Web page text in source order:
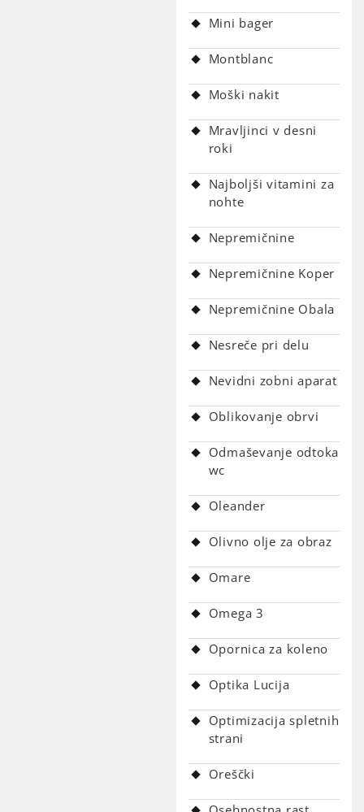
Mini bager
Montblanc
Moški nakit
Mravljinci v desni
roki
Najboljši vitamini za
nohte
Nepremičnine
Nepremičnine Koper
Nepremičnine Obala
Nesreče pri delu
Nevidni zobni aparat
Oblikovanje obrvi
Odmaševanje odtoka
wc
Oleander
Olivno olje za obraz
Omare
Omega 3
Opornica za koleno
Optika Lucija
Optimizacija spletnih
strani
Oreščki